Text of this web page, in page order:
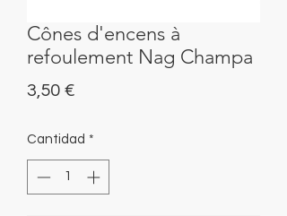
Cônes d'encens à
refoulement Nag Champa
3,50 €Precio
Cantidad *